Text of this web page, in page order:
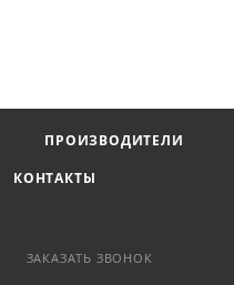
ПРОИЗВОДИТЕЛИ
КОНТАКТЫ
ЗАКАЗАТЬ ЗВОНОК